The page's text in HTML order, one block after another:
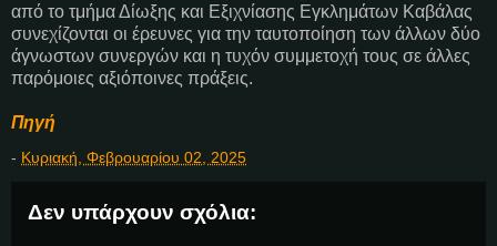
από το τμήμα Δίωξης και Εξιχνίασης Εγκλημάτων Καβάλας
συνεχίζονται οι έρευνες για την ταυτοποίηση των άλλων δύο
άγνωστων συνεργών και η τυχόν συμμετοχή τους σε άλλες
παρόμοιες αξιόποινες πράξεις.
Πηγή
- Κυριακή, Φεβρουαρίου 02, 2025
Δεν υπάρχουν σχόλια: